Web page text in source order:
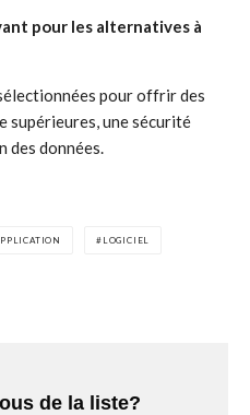
pour les alternatives à
pour offrir des
une sécurité
des données.
LOGICIEL
de la liste?